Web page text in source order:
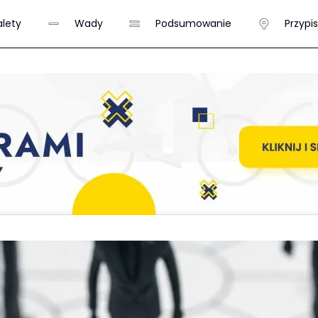
Wady Podsumowanie